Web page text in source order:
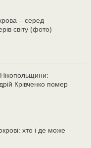
– серед
світу (фото)
Крівченко помер
хто і де може